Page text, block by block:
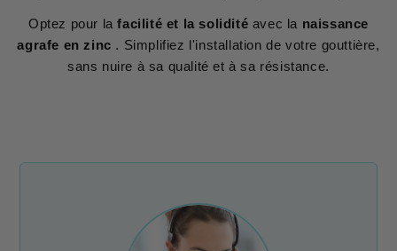
Optez pour lafacilité et la solidité avec la naissance
agrafe en zinc . Simplifiez l'installation de votre gouttière,
sans nuire à sa qualité et à sa résistance.